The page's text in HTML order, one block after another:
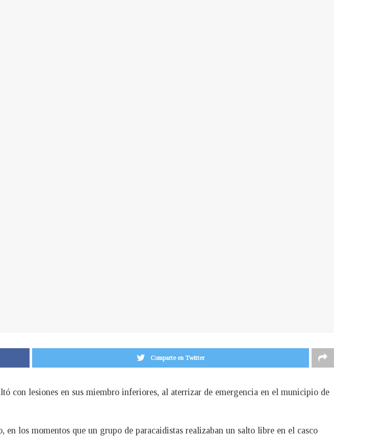
Comparte en Twitter
con lesiones en sus miembro inferiores, al aterrizar de emergencia en el municipio de
en los momentos que un grupo de paracaidistas realizaban un salto libre en el casco